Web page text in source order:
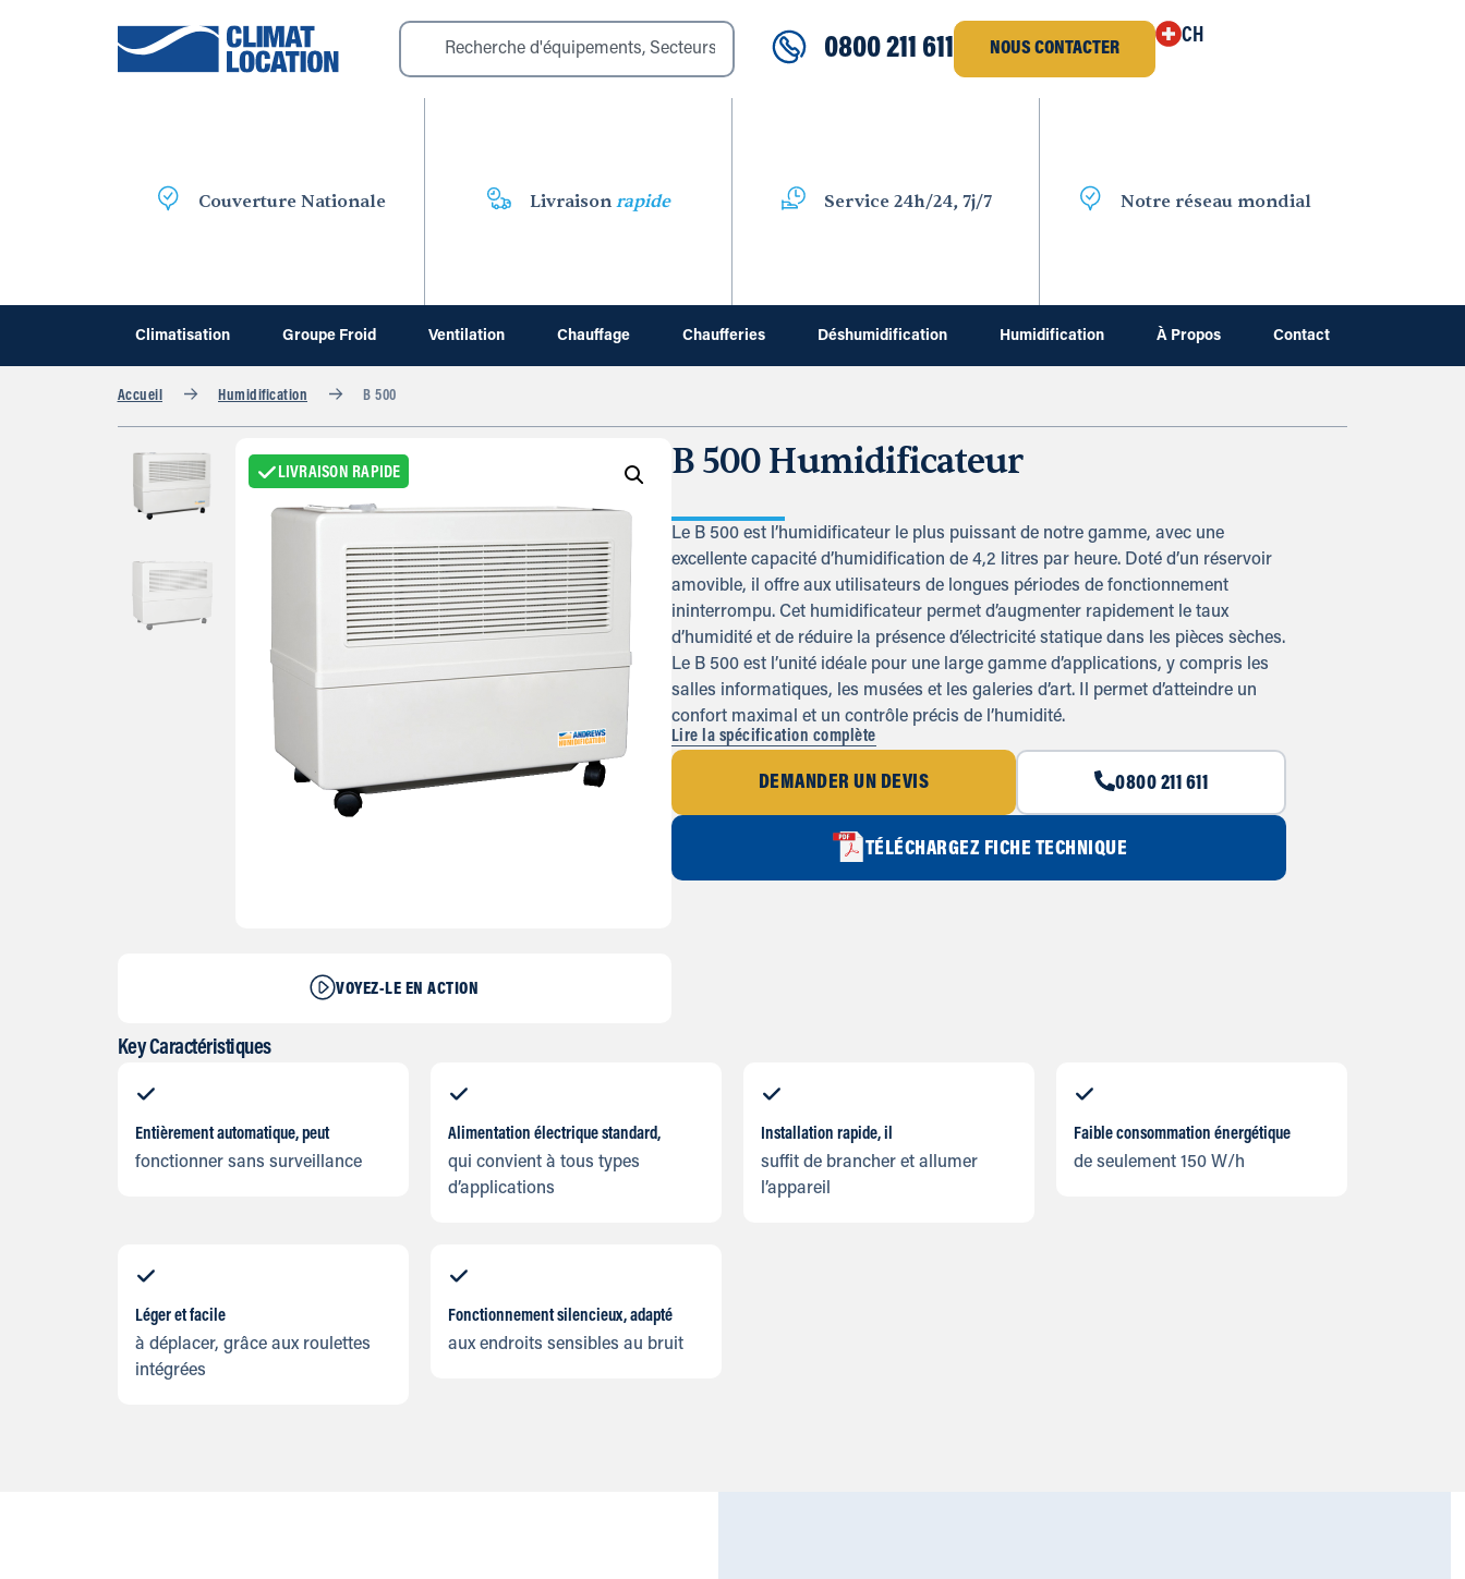
0800 211 611 NOUS CONTACTER
CH
Couverture Nationale Livraison rapide Service 24h/24, 7j/7 Notre réseau mondial
Climatisation Groupe Froid Ventilation Chauffage Chaufferies Déshumidification Humidification À Propos Contact
Accueil Humidification B 500
LIVRAISON RAPIDE
VOYEZ-LE EN ACTION
B 500 Humidificateur
Le B 500 est l’humidificateur le plus puissant de notre gamme, avec une
excellente capacité d’humidification de 4,2 litres par heure. Doté d’un réservoir
amovible, il offre aux utilisateurs de longues périodes de fonctionnement
ininterrompu. Cet humidificateur permet d’augmenter rapidement le taux
d’humidité et de réduire la présence d’électricité statique dans les pièces sèches.
Le B 500 est l’unité idéale pour une large gamme d’applications, y compris les
salles informatiques, les musées et les galeries d’art. Il permet d’atteindre un
confort maximal et un contrôle précis de l’humidité.
Lire la spécification complète
DEMANDER UN DEVIS 0800 211 611
TÉLÉCHARGEZ FICHE TECHNIQUE
Key Caractéristiques
Entièrement automatique, peut
fonctionner sans surveillance
Alimentation électrique standard,
qui convient à tous types
d’applications
Installation rapide, il
suffit de brancher et allumer
l’appareil
Faible consommation énergétique
de seulement 150 W/h
Léger et facile
à déplacer, grâce aux roulettes
intégrées
Fonctionnement silencieux, adapté
aux endroits sensibles au bruit